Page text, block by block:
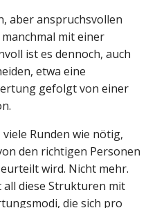
aber anspruchsvollen
mit einer
ist es dennoch, auch
etwa eine
gefolgt von einer
Runden wie nötig,
den richtigen Personen
wird. Nicht mehr.
diese Strukturen mit
die sich pro